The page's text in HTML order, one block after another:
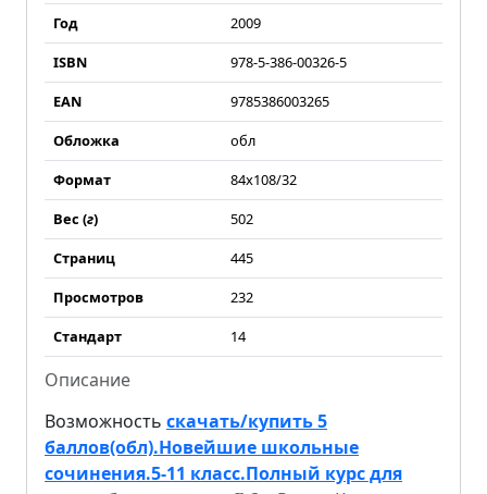
Год
2009
ISBN
978-5-386-00326-5
EAN
9785386003265
Обложка
обл
Формат
84x108/32
Вес (г)
502
Страниц
445
Просмотров
232
Стандарт
14
Описание
Возможность скачать/купить 5
баллов(обл).Новейшие школьные
сочинения.5-11 класс.Полный курс для